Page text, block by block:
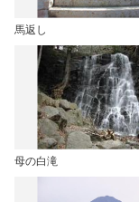
馬返し
母の白滝